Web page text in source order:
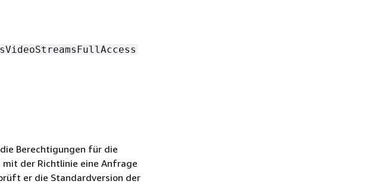
Berechtigungen für die
mit der Richtlinie eine Anfrage
er die Standardversion der